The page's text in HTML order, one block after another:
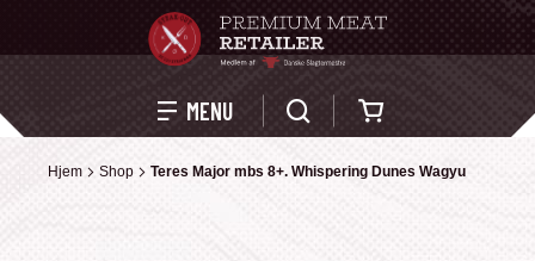
MENU
Hjem Shop Teres Major mbs 8+. Whispering Dunes Wagyu
Hjem Shop Teres Major mbs 8+. Whispering Dunes Wagyu